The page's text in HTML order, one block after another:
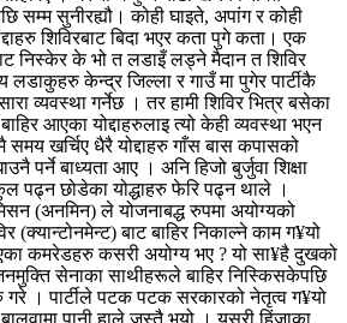
सम्म सुनीरह्यौ। कोही घाइते, अपांग र कोही
शिविरबाट बिदा भएर कता पुगे कता। एक
निस्केर के भो त लडाइँ लड्ने मैदान त शिविर
लडाकुहरु केन्द्र जिल्ला र गाउँ मा पुगेर पार्टीकै
व्यवस्था गर्नेछ । तर हामी शिविर भित्र बसेका
आएका योद्दाहरुलाइ त्यो केही व्यवस्था भएन
समय खर्चिए धैरै योद्दाहरु गाँस बास कपासको
पर्ने बाध्यता आए । अनि हिजो बुर्जुवा शिक्षा
पढ्न छोडेका योद्धाहरु फेरि पढ्न थाले ।
(अनमिन) ले योजनाबद्ध रुपमा अयोग्यको
(क्यान्टोनमेन्ट) बाट बाहिर निकाल्ने काम ग¥यो
कमरेडहरु कसरी अयोग्य भए ? यो सा¥है दुखको
सेनाका साथीहरूले बाहिर निस्किसकेपछि
। पार्टीले पटक पटक सरकारको नेतृत्व ग¥यो
पानी हाले जस्तै भयो । यसरी हिंजाका